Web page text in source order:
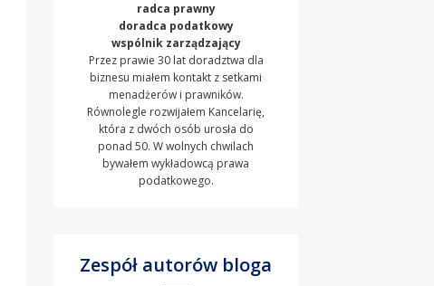
radca prawny
doradca podatkowy
wspólnik zarządzający
Przez prawie 30 lat doradztwa dla
biznesu miałem kontakt z setkami
menadżerów i prawników.
Równolegle rozwijałem Kancelarię,
która z dwóch osób urosła do
ponad 50. W wolnych chwilach
bywałem wykładowcą prawa
podatkowego.
Zespół autorów bloga